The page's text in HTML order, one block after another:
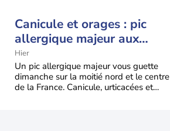
Canicule et orages : pic
allergique majeur aux
urticacées sur la moitié
nord
Hier
Un pic allergique majeur vous guette
dimanche sur la moitié nord et le centre
de la France. Canicule, urticacées et